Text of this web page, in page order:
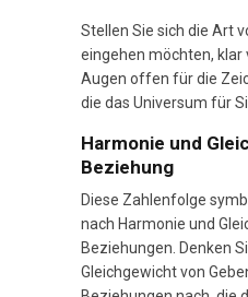
Stellen Sie sich die Art
eingehen möchten, klar
Augen offen für die
die das Universum für
Harmonie und
Beziehung
Diese Zahlenfolge
nach Harmonie und
Beziehungen. Denken
Gleichgewicht von